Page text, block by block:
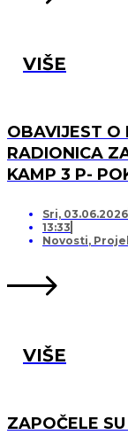
VIŠE
OBAVIJEST O
RADIONICA
KAMP 3 P-
LISTUSri, 03.06.2026
13:33
Novosti,
VIŠE
ZAPOČELE